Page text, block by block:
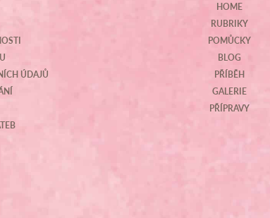
ÚDAJŮ
HOME
RUBRIKY
POMŮCKY
BLOG
PŘÍBĚH
GALERIE
PŘÍPRAVY